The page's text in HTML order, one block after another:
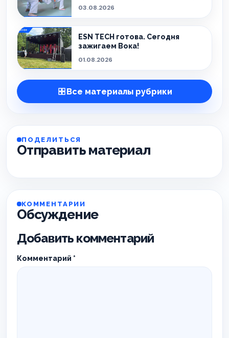
03.08.2026
ESN TECH готова. Сегодня
зажигаем Вока!
01.08.2026
Все материалы рубрики
ПОДЕЛИТЬСЯ
Отправить материал
КОММЕНТАРИИ
Обсуждение
Добавить комментарий
Комментарий *